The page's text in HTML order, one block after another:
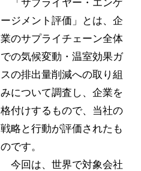
「サプライヤー・エンゲ
ージメント評価」とは、企
業のサプライチェーン全体
での気候変動・温室効果ガ
スの排出量削減への取り組
みについて調査し、企業を
格付けするもので、当社の
戦略と行動が評価されたも
のです。
今回は、世界で対象会社